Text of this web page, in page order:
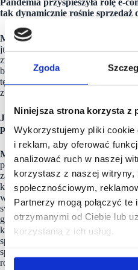
Zgoda
Niniejsza strona korzysta z
Wykorzystujemy pliki cookie
i reklam, aby oferować
analizować ruch w naszej
korzystasz z naszej witryny,
społecznościowym,
Partnerzy mogą połączyć
otrzymanymi od Ciebie lub
korzystania z ich usług.
tak dynamicznie rośnie sprzedaż
MŻ:Udział e-commerce w
już od kilku lat, ale koronawirus
zwiększającym ten trend. Kolejne
będzie to proces. Na pewno
tę sytuację i aktywnie inspirować
z zakupów przez internet.
Jakie pierwsze kroki podjęła sieć
po zniesieniu lockdownu?
MŻ:
Przede wszystkim
pełnego potencjału sprzedażowego
zachowaniu wszelkich wymogów
klientów i pracowników.
w którym sieć Media Expert
swoje elektromarkety i plan naszej
gotowy. Będziemy z pewnością
kampaniach reklamowych,
sprzedażowych w stacjonarnym i
sprzedaży. W ubiegłym roku
również w pomoc służbie zdrowia,